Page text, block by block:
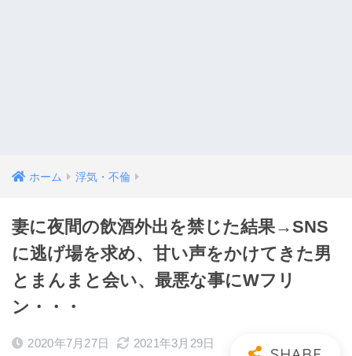
ホーム 浮気・不倫
妻に夜間の飲酒外出を禁じた結果→SNS
に逃げ場を求め、甘い声をかけてきた男
とまんまと会い、最悪な事にWフリ
ン・・・
2020年7月27日 2021年3月29日